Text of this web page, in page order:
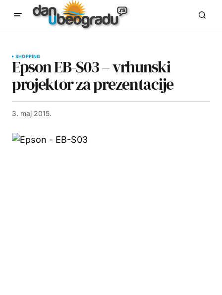
SHOPPING
Epson EB-S03 – vrhunski
projektor za prezentacije
3. maj 2015.